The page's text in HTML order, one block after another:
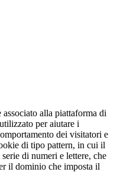
alla piattaforma di
per aiutare i
dei visitatori e
di tipo pattern, in cui il
di numeri e lettere, che
il dominio che imposta il